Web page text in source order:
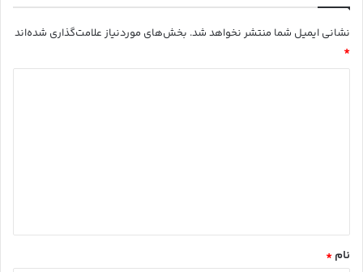
نشانی ایمیل شما منتشر نخواهد شد. بخش‌های موردنیاز علامت‌گذاری شده‌اند
*
نام *